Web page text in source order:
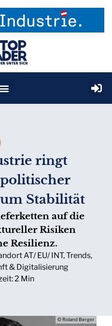
ringt
Stabilität
auf die
Risiken
Resilienz.
AT/ EU/ INT,Trends,
& Digitalisierung
2 Min
© Roland Berger